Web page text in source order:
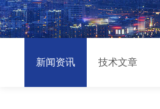
新闻资讯 技术文章